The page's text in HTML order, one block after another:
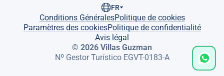
Conditions GénéralesPolitique de cookies
Paramètres des cookiesPolitique de confidentialité
Avis légal
© 2026 Villas Guzman
Nº Gestor Turístico EGVT-0183-A
FR